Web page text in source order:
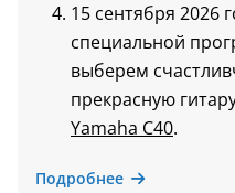
15 сентября
специальной
выберем
прекрасную
Yamaha C40.
Подробнее